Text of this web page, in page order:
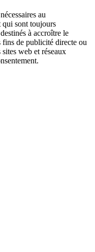
au
qui sont toujours
à accroître le
de publicité directe ou
web et réseaux